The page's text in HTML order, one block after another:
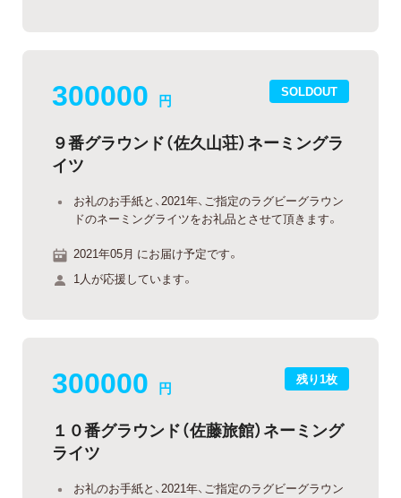
SOLDOUT
300000 円
９番グラウンド（佐久山荘）ネーミングラ
イツ
お礼のお手紙と、2021年、ご指定のラグビーグラウン
ドのネーミングライツをお礼品とさせて頂きます。
2021年05月 にお届け予定です。
1人が応援しています。
残り1枚
300000 円
１０番グラウンド（佐藤旅館）ネーミング
ライツ
お礼のお手紙と、2021年、ご指定のラグビーグラウン